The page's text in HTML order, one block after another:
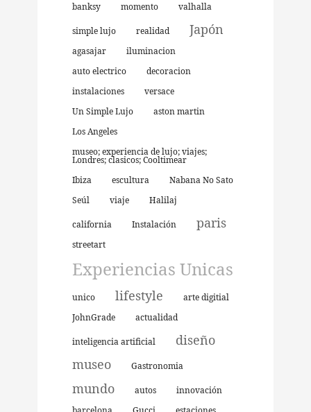
banksy momento valhalla
simple lujo realidad Japón
agasajar
iluminacion
auto electrico
decoracion
instalaciones
versace
Un Simple Lujo
aston martin
Los Angeles
museo; experiencia de lujo; viajes;
Londres; clasicos; Cooltimear
Ibiza
escultura
Nabana No Sato
Seúl
viaje Halilaj
california Instalación paris
streetart
Experiencias Unicas
unico lifestyle
arte digitial
JohnGrade
actualidad
inteligencia artificial
diseño
museo
Gastronomia
mundo autos
innovación